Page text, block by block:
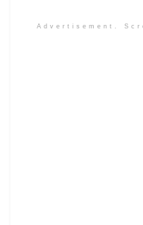
Advertisement.